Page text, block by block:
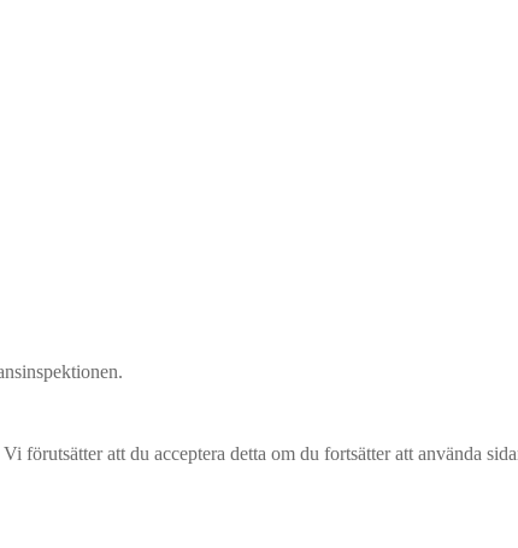
förutsätter att du acceptera detta om du fortsätter att använda